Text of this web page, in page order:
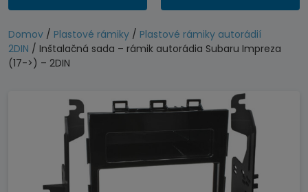
Domov / Plastové rámiky / Plastové rámiky autorádií
2DIN / Inštalačná sada – rámik autorádia Subaru Impreza
(17->) – 2DIN